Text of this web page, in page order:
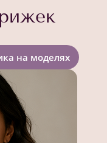
на моделях